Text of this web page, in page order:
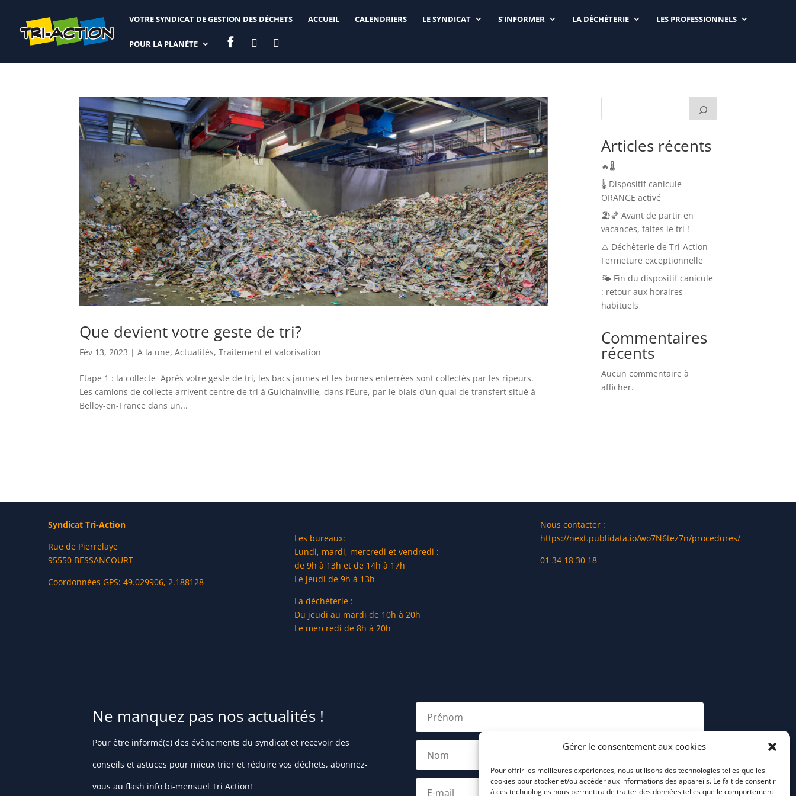
Gérer le consentement aux cookies
Pour offrir les meilleures expériences, nous utilisons des technologies telles que les
cookies pour stocker et/ou accéder aux informations des appareils. Le fait de consentir
à ces technologies nous permettra de traiter des données telles que le comportement
VOTRE SYNDICAT DE GESTION DES DÉCHETS ACCUEIL CALENDRIERS LE SYNDICAT S’INFORMER LA DÉCHÈTERIE LES PROFESSIONNELS
POUR LA PLANÈTE   
Que devient votre geste de tri?
Fév 13, 2023 |A la une,Actualités,Traitement et valorisation
Etape 1 : la collecte Après votre geste de tri, les bacs jaunes et les bornes enterrées sont collectés par les ripeurs.
Les camions de collecte arrivent centre de tri à Guichainville, dans l’Eure, par le biais d’un quai de transfert situé à
Belloy-en-France dans un...
Articles récents
🔥🌡️
🌡️ Dispositif canicule
ORANGE activé
🏖️🏀 Avant de partir en
vacances, faites le tri !
⚠️ Déchèterie de Tri-Action –
Fermeture exceptionnelle
🌤️ Fin du dispositif canicule
: retour aux horaires
habituels
Commentaires
récents
Aucun commentaire à
afficher.
Syndicat Tri-Action
Rue de Pierrelaye
95550 BESSANCOURT
Coordonnées GPS: 49.029906, 2.188128
Les bureaux:
Lundi, mardi, mercredi et vendredi :
de 9h à 13h et de 14h à 17h
Le jeudi de 9h à 13h
La déchèterie :
Du jeudi au mardi de 10h à 20h
Le mercredi de 8h à 20h
Nous contacter :
https://next.publidata.io/wo7N6tez7n/procedures/
01 34 18 30 18
Ne manquez pas nos actualités !
Pour être informé(e) des évènements du syndicat et recevoir des
conseils et astuces pour mieux trier et réduire vos déchets, abonnez-
vous au flash info bi-mensuel Tri Action!